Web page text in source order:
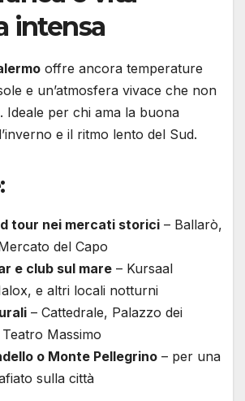
intensa
offre ancora temperature
e un’atmosfera vivace che non
Ideale per chi ama la buona
e il ritmo lento del Sud.
tour nei mercati storici – Ballarò,
del Capo
e club sul mare – Kursaal
e altri locali notturni
– Cattedrale, Palazzo dei
Massimo
o Monte Pellegrino – per una
sulla città